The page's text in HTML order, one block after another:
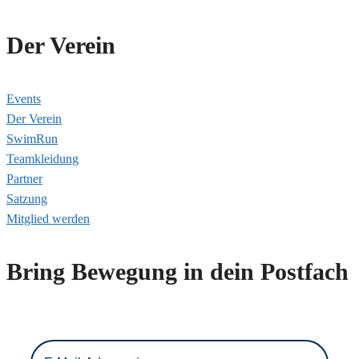
Der Verein
Events
Der Verein
SwimRun
Teamkleidung
Partner
Satzung
Mitglied werden
Bring Bewegung in dein Postfach